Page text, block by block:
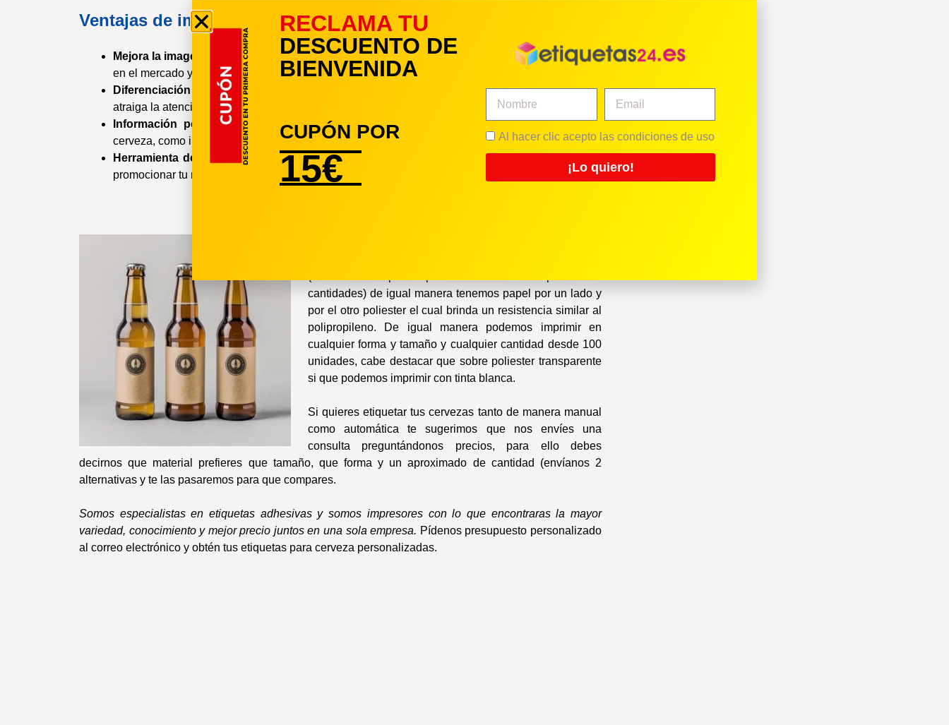
Ventajas de imprimir etiquetas personalizadas y de calidad
Mejora la imagen de tu marca:
una etiqueta atractiva y profesional hará que tu cerveza destaque
en el mercado y transmita una imagen de calidad y confianza.
Diferenciación de la competencia:
crea un diseño único que te diferencie de tus competidores y
atraiga la atención de los consumidores.
Información personalizada:
incluye en la etiqueta toda la información relevante sobre tu
cerveza, como ingredientes, graduación alcohólica, maridaje, etc.
Herramienta de marketing:
las etiquetas personalizadas son una excelente herramienta para
promocionar tu marca y aumentar tus ventas.
cantidades) de igual manera tenemos papel por un lado y
por el otro poliester el cual brinda un resistencia similar al
polipropileno. De igual manera podemos imprimir en
cualquier forma y tamaño y cualquier cantidad desde 100
unidades, cabe destacar que sobre poliester transparente
si que podemos imprimir con tinta blanca.
Si quieres etiquetar tus cervezas tanto de manera manual
como automática te sugerimos que nos envíes una
consulta preguntándonos precios, para ello debes
decirnos que material prefieres que tamaño, que forma y un aproximado de cantidad (envíanos 2
alternativas y te las pasaremos para que compares.
Somos especialistas en etiquetas adhesivas y somos impresores con lo que encontraras la mayor
variedad, conocimiento y mejor precio juntos en una sola empresa. Pídenos presupuesto personalizado
al correo electrónico y obtén tus etiquetas para cerveza personalizadas.
RECLAMA TU
DESCUENTO DE
BIENVENIDA
CUPÓN POR
15€
Al hacer clic acepto las condiciones de uso
¡Lo quiero!